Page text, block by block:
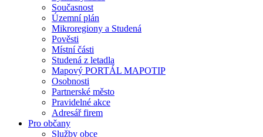
Současnost
Územní plán
Mikroregiony a Studená
Pověsti
Místní části
Studená z letadla
Mapový PORTÁL MAPOTIP
Osobnosti
Partnerské město
Pravidelné akce
Adresář firem
Pro občany
Služby obce